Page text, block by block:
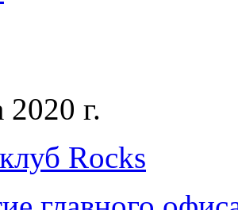
2020 г.
Rocks